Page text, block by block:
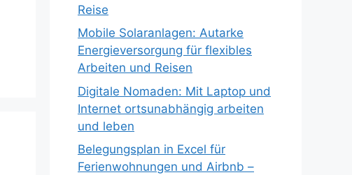
Reise
Mobile Solaranlagen: Autarke
Energieversorgung für flexibles
Arbeiten und Reisen
Digitale Nomaden: Mit Laptop und
Internet ortsunabhängig arbeiten
und leben
Belegungsplan in Excel für
Ferienwohnungen und Airbnb –